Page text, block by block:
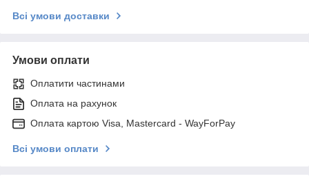
Всі умови доставки
Умови оплати
Оплатити частинами
Оплата на рахунок
Оплата картою Visa, Mastercard - WayForPay
Всі умови оплати